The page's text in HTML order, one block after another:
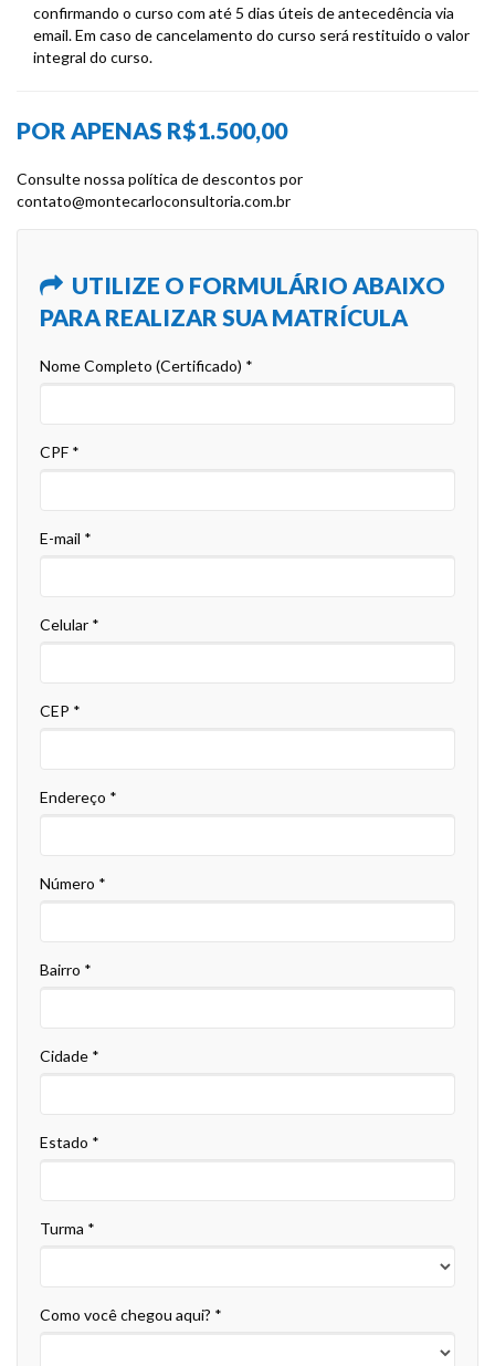
confirmando o curso com até 5 dias úteis de antecedência via
email. Em caso de cancelamento do curso será restituido o valor
integral do curso.
POR APENAS R$1.500,00
Consulte nossa política de descontos por
contato@montecarloconsultoria.com.br
UTILIZE O FORMULÁRIO ABAIXO
PARA REALIZAR SUA MATRÍCULA
Nome Completo (Certificado) *
CPF *
E-mail *
Celular *
CEP *
Endereço *
Número *
Bairro *
Cidade *
Estado *
Turma *
Como você chegou aqui? *